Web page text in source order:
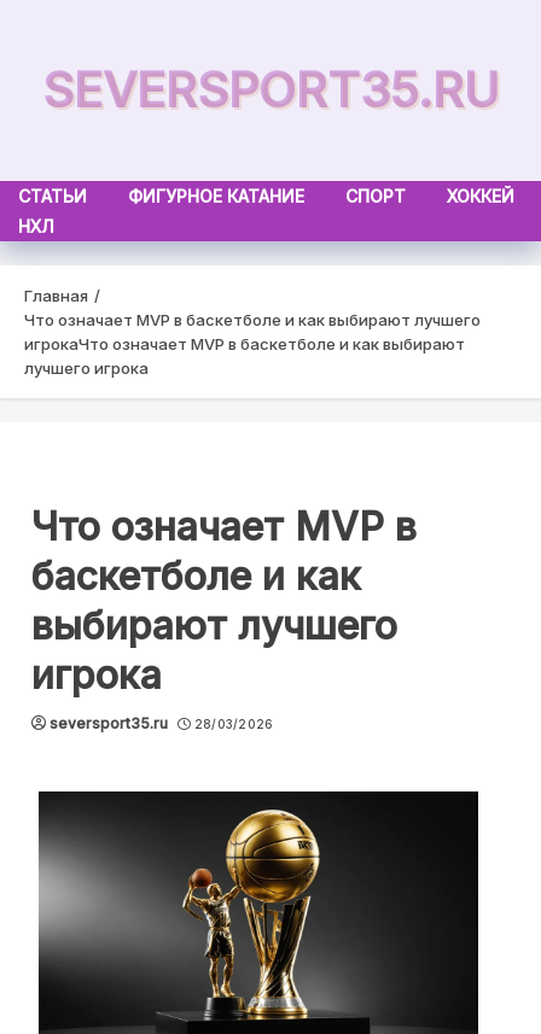
contentSEVERSPORT35.RU
СТАТЬИ ФИГУРНОЕ КАТАНИЕ СПОРТ
ХОККЕЙ
НХЛ
Главная
Что означает MVP в баскетболе и как выбирают лучшего
игрокаЧто означает MVP в баскетболе и как выбирают
лучшего игрока
Что означает MVP в
баскетболе и как
выбирают лучшего
игрока
seversport35.ru 28/03/2026